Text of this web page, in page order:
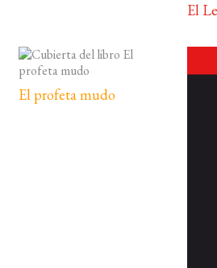
El
El profeta mudo